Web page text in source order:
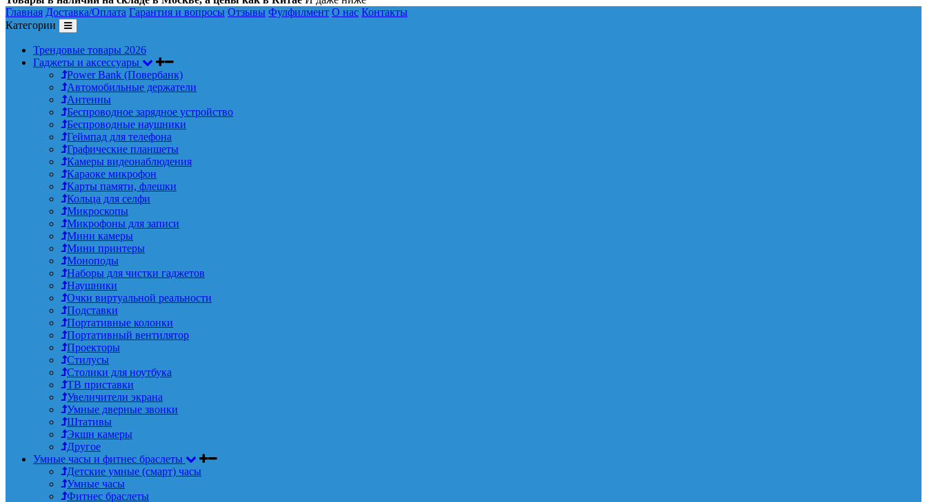
Главная Доставка/Оплата Гарантия и вопросы Отзывы Фулфилмент О нас Контакты
Категории
Трендовые товары 2026
Гаджеты и аксессуары
Power Bank (Повербанк)
Автомобильные держатели
Антенны
Беспроводное зарядное устройство
Беспроводные наушники
Геймпад для телефона
Графические планшеты
Камеры видеонаблюдения
Караоке микрофон
Карты памяти, флешки
Кольца для селфи
Микроскопы
Микрофоны для записи
Мини камеры
Мини принтеры
Моноподы
Наборы для чистки гаджетов
Наушники
Очки виртуальной реальности
Подставки
Портативные колонки
Портативный вентилятор
Проекторы
Стилусы
Столики для ноутбука
ТВ приставки
Увеличители экрана
Умные дверные звонки
Штативы
Экшн камеры
Другое
Умные часы и фитнес браслеты
Детские умные (смарт) часы
Умные часы
Фитнес браслеты